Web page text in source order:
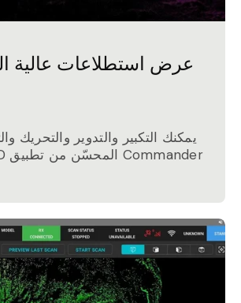
عرض استطلاعات عالية
يمكنك التكبير والتدوير والتحريك
باستخدام LHD المحسّن من تطبيق Commander